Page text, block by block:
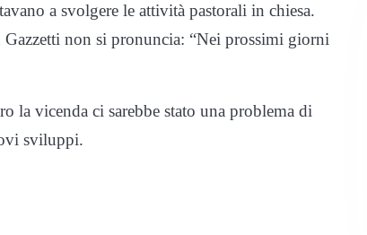
a svolgere le attività pastorali in chiesa.
non si pronuncia: “Nei prossimi giorni
la vicenda ci sarebbe stato una problema di
sviluppi.